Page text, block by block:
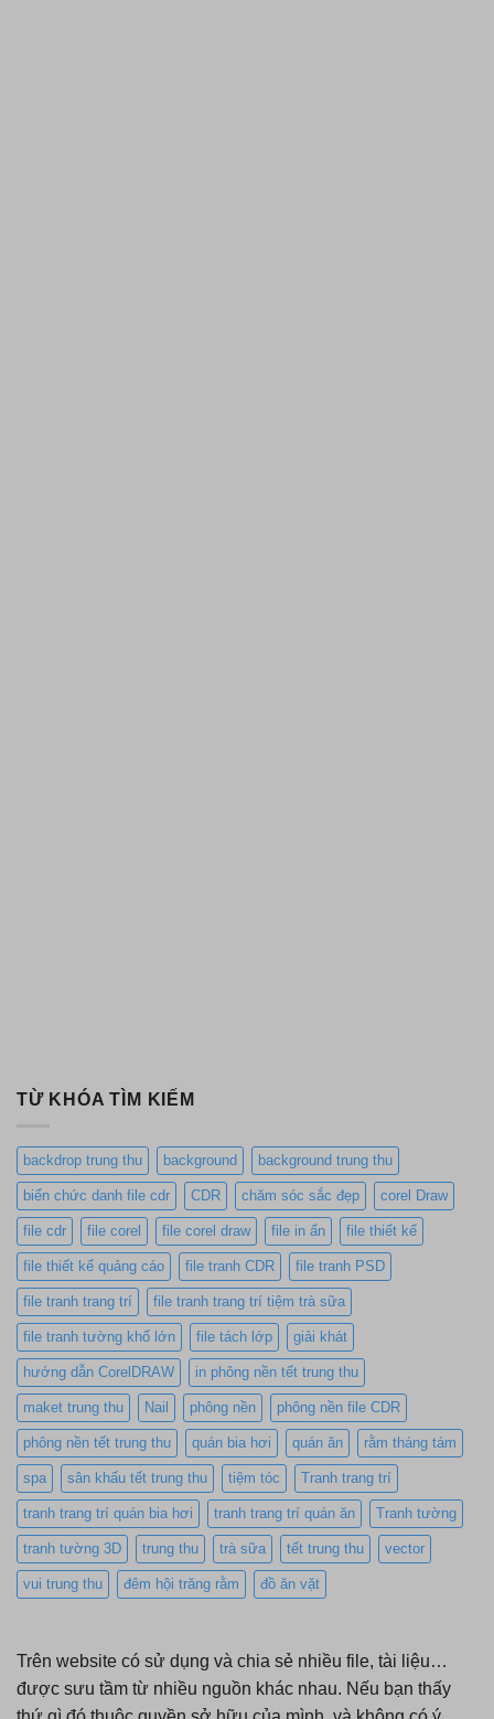
TỪ KHÓA TÌM KIẾM
backdrop trung thu background background trung thu
biển chức danh file cdr CDR chăm sóc sắc đẹp corel Draw
file cdr file corel file corel draw file in ấn file thiết kế
file thiết kế quảng cáo file tranh CDR file tranh PSD
file tranh trang trí file tranh trang trí tiệm trà sữa
file tranh tường khổ lớn file tách lớp giải khát
hướng dẫn CorelDRAW in phông nền tết trung thu
maket trung thu Nail phông nền phông nền file CDR
phông nền tết trung thu quán bia hơi quán ăn rằm tháng tám
spa sân khấu tết trung thu tiệm tóc Tranh trang trí
tranh trang trí quán bia hơi tranh trang trí quán ăn Tranh tường
tranh tường 3D trung thu trà sữa tết trung thu vector
vui trung thu đêm hội trăng rằm đồ ăn vặt
Trên website có sử dụng và chia sẻ nhiều file, tài liệu…
được sưu tầm từ nhiều nguồn khác nhau. Nếu bạn thấy